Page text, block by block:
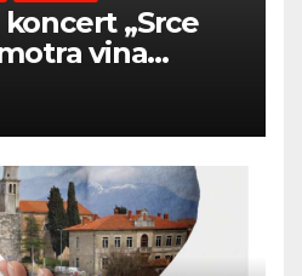
„Srce
vina
otvaraju
događanja